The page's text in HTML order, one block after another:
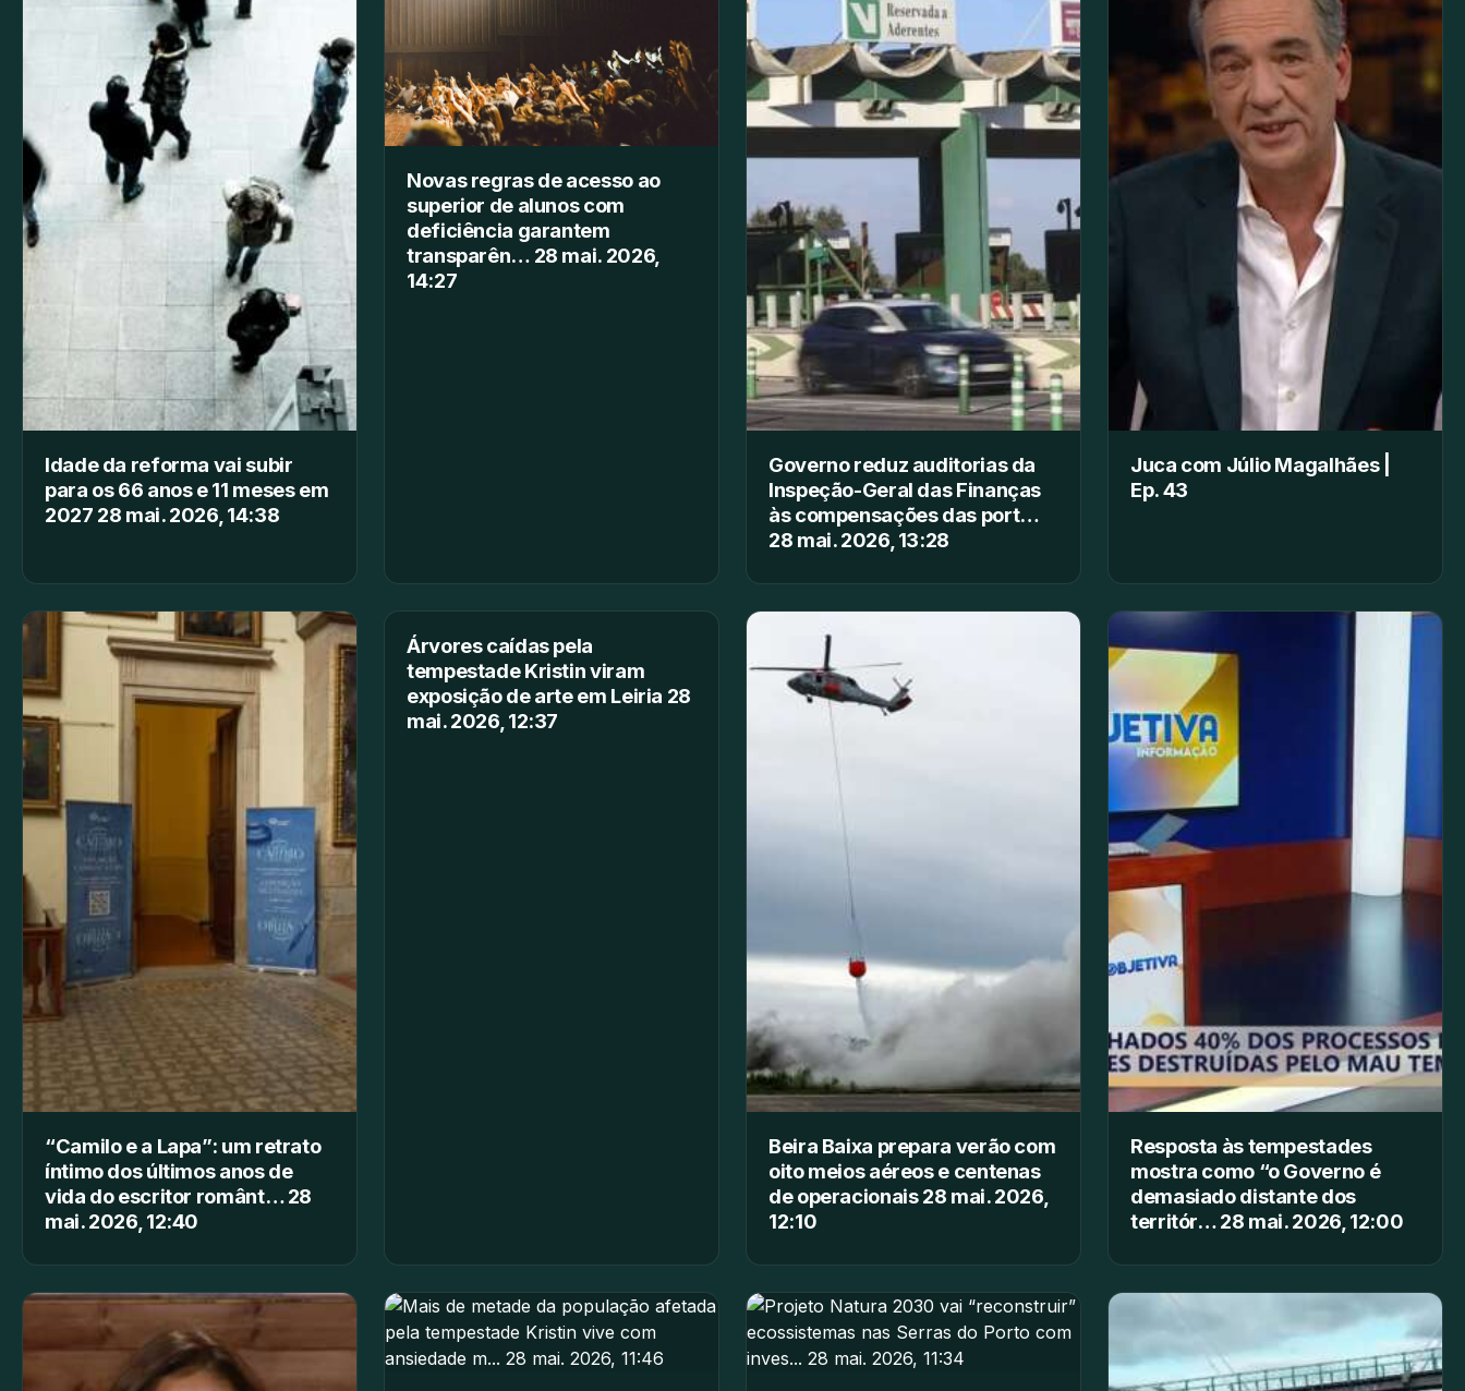
Idade da reforma vai subir
para os 66 anos e 11 meses em
2027 28 mai. 2026, 14:38
Novas regras de acesso ao
superior de alunos com
deficiência garantem
transparên… 28 mai. 2026,
14:27
Governo reduz auditorias da
Inspeção-Geral das Finanças
às compensações das port…
28 mai. 2026, 13:28
Juca com Júlio Magalhães |
Ep. 43
“Camilo e a Lapa”: um retrato
íntimo dos últimos anos de
vida do escritor românt… 28
mai. 2026, 12:40
Árvores caídas pela
tempestade Kristin viram
exposição de arte em Leiria 28
mai. 2026, 12:37
Beira Baixa prepara verão com
oito meios aéreos e centenas
de operacionais 28 mai. 2026,
12:10
Resposta às tempestades
mostra como “o Governo é
demasiado distante dos
territór… 28 mai. 2026, 12:00